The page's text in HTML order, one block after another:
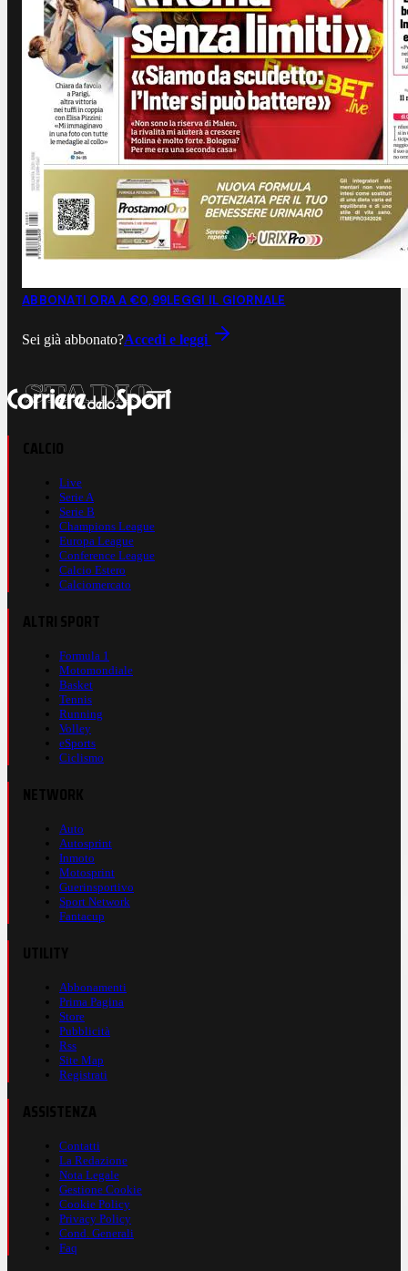
ABBONATI ORA A €0,99LEGGI IL GIORNALE
Sei già abbonato?Accedi e leggi
Live
Serie A
Serie B
Champions League
Europa League
Conference League
Calcio Estero
Calciomercato
Formula 1
Motomondiale
Basket
Tennis
Running
Volley
eSports
Ciclismo
Auto
Autosprint
Inmoto
Motosprint
Guerinsportivo
Sport Network
Fantacup
Abbonamenti
Prima Pagina
Store
Pubblicità
Rss
Site Map
Registrati
Contatti
La Redazione
Nota Legale
Gestione Cookie
Cookie Policy
Privacy Policy
Cond. Generali
Faq